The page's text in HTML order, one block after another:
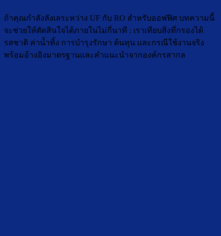
ถ้าคุณกำลังลังเลระหว่าง UF กับ RO สำหรับออฟฟิศ บทความนี้
จะช่วยให้ตัดสินใจได้ภายในไม่กี่นาที : เราเทียบสิ่งที่กรองได้
รสชาติ ค่าน้ำทิ้ง การบำรุงรักษา ต้นทุน และกรณีใช้งานจริง
พร้อมอ้างอิงมาตรฐานและคำแนะนำจากองค์กรสากล